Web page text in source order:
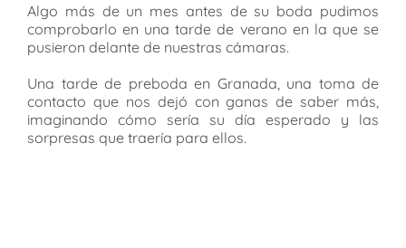
Algo más de un mes antes de su boda pudimos
comprobarlo en una tarde de verano en la que se
pusieron delante de nuestras cámaras.
Una tarde de preboda en Granada, una toma de
contacto que nos dejó con ganas de saber más,
imaginando cómo sería su día esperado y las
sorpresas que traería para ellos.